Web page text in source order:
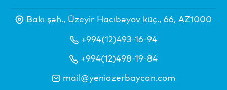
Bakı şəh., Üzeyir Hacıbəyov küç., 66, AZ1000
+994(12)493-16-94
+994(12)498-19-84
mail@yeniazerbaycan.com